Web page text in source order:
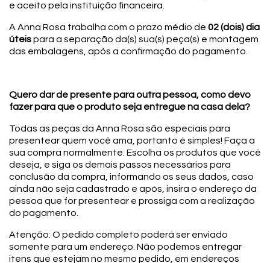
e aceito pela instituição financeira.
A Anna Rosa trabalha com o prazo médio de 02 (dois) dia
úteispara a separação da(s) sua(s) peça(s) e montagem
das embalagens, após a confirmação do pagamento.
Quero dar de presente para outra pessoa, como devo
fazer para que o produto seja entregue na casadela?
Todas as peças da Anna Rosa são especiais para
presentear quem você ama, portanto é simples! Faça a
sua compra normalmente. Escolha os produtos que você
deseja, e siga os demais passos necessários para
conclusão da compra, informando os seus dados, caso
ainda não seja cadastrado e após, insira o endereço da
pessoa que for presentear e prossiga com a realização
do pagamento.
Atenção: O pedido completo poderá ser enviado
somente para um endereço. Não podemos entregar
itens que estejam no mesmo pedido, em endereços